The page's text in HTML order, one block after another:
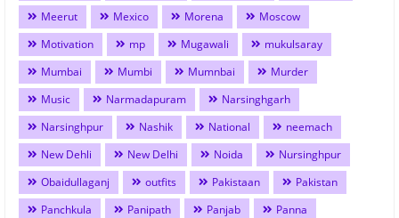
Meerut
Mexico Morena
Moscow
Motivation
mp Mugawali
mukulsaray
Mumbai
Mumbi Mumnbai
Murder
Music
Narmadapuram
Narsinghgarh
Narsinghpur
Nashik National
neemach
New Dehli
New Delhi Noida
Nursinghpur
Obaidullaganj
outfits Pakistaan
Pakistan
Panchkula
Panipath Panjab
Panna